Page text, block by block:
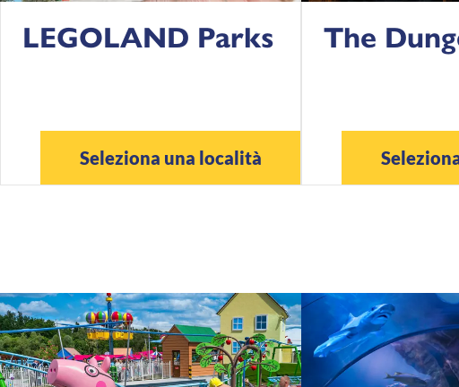
LEGOLAND Parks
Seleziona una località
The